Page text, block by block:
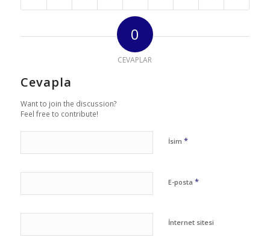
0
CEVAPLAR
Cevapla
Want to join the discussion?
Feel free to contribute!
İsim *
E-posta *
İnternet sitesi